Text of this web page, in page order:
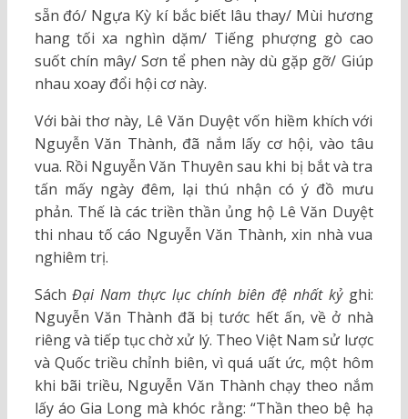
sẵn đó/ Ngựa Kỳ kí bắc biết lâu thay/ Mùi hương
hang tối xa nghìn dặm/ Tiếng phượng gò cao
suốt chín mây/ Sơn tể phen này dù gặp gỡ/ Giúp
nhau xoay đổi hội cơ này.
Với bài thơ này, Lê Văn Duyệt vốn hiềm khích với
Nguyễn Văn Thành, đã nắm lấy cơ hội, vào tâu
vua. Rồi Nguyễn Văn Thuyên sau khi bị bắt và tra
tấn mấy ngày đêm, lại thú nhận có ý đồ mưu
phản. Thế là các triền thần ủng hộ Lê Văn Duyệt
thi nhau tố cáo Nguyễn Văn Thành, xin nhà vua
nghiêm trị.
SáchĐại Nam thực lục chính biên đệ nhất kỷ ghi:
Nguyễn Văn Thành đã bị tước hết ấn, về ở nhà
riêng và tiếp tục chờ xử lý. Theo Việt Nam sử lược
và Quốc triều chỉnh biên, vì quá uất ức, một hôm
khi bãi triều, Nguyễn Văn Thành chạy theo nắm
lấy áo Gia Long mà khóc rằng: “Thần theo bệ hạ